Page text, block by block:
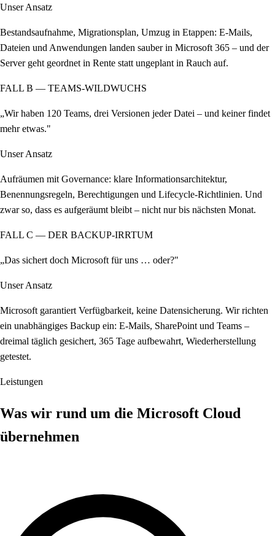
Unser Ansatz
Bestandsaufnahme, Migrationsplan, Umzug in Etappen: E-Mails,
Dateien und Anwendungen landen sauber in Microsoft 365 – und der
Server geht geordnet in Rente statt ungeplant in Rauch auf.
FALL B — TEAMS-WILDWUCHS
„Wir haben 120 Teams, drei Versionen jeder Datei – und keiner findet
mehr etwas."
Unser Ansatz
Aufräumen mit Governance: klare Informationsarchitektur,
Benennungsregeln, Berechtigungen und Lifecycle-Richtlinien. Und
zwar so, dass es aufgeräumt bleibt – nicht nur bis nächsten Monat.
FALL C — DER BACKUP-IRRTUM
„Das sichert doch Microsoft für uns … oder?"
Unser Ansatz
Microsoft garantiert Verfügbarkeit, keine Datensicherung. Wir richten
ein unabhängiges Backup ein: E-Mails, SharePoint und Teams –
dreimal täglich gesichert, 365 Tage aufbewahrt, Wiederherstellung
getestet.
Leistungen
Was wir rund um die Microsoft Cloud
übernehmen